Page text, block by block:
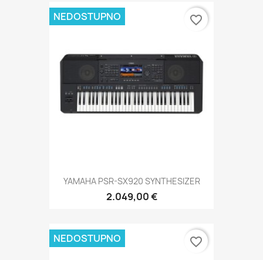
YAMAHA PSR-SX920 SYNTHESIZER
2.049,00 €
NEDOSTUPNO favorite_border
NEDOSTUPNO favorite_border